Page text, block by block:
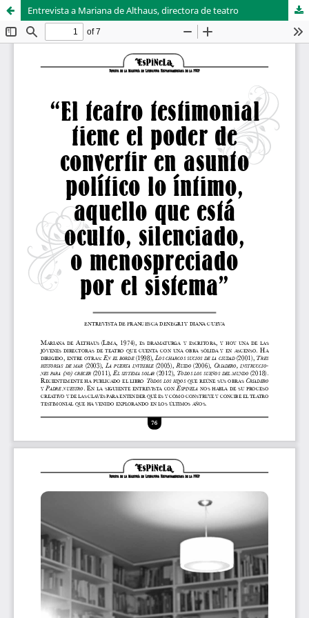
Entrevista a Mariana de Althaus, directora de teatro